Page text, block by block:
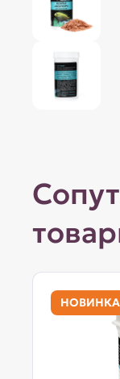
НОВИНКА